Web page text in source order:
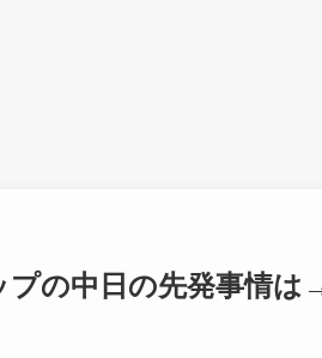
の中日の先発事情は